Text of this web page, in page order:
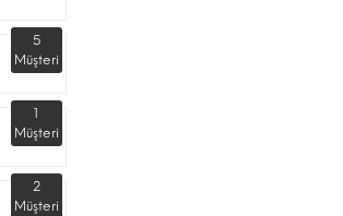
5
Müşteri
1
Müşteri
2
Müşteri